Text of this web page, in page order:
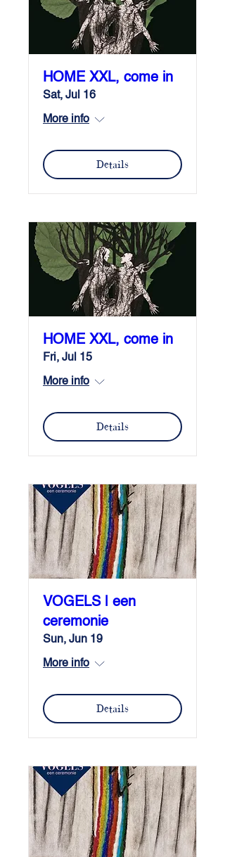
HOME XXL, come in
Sat, Jul 16
More info
Details
HOME XXL, come in
Fri, Jul 15
More info
Details
VOGELS | een
ceremonie
Sun, Jun 19
More info
Details